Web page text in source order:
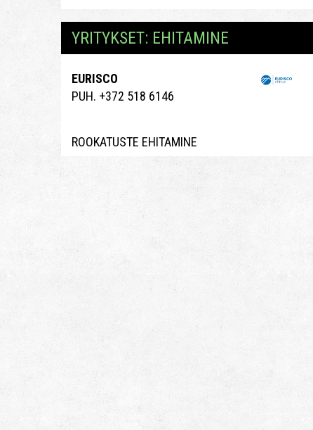
YRITYKSET: EHITAMINE
EURISCO
PUH. +372 518 6146
ROOKATUSTE EHITAMINE